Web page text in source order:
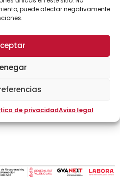
puede afectar negativamente
de privacidadAviso legal